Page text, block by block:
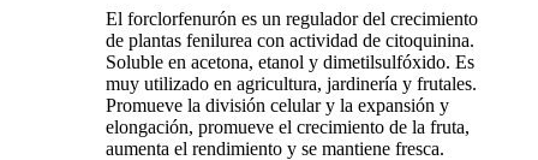
El forclorfenurón es un regulador del crecimiento
de plantas fenilurea con actividad de citoquinina.
Soluble en acetona, etanol y dimetilsulfóxido. Es
muy utilizado en agricultura, jardinería y frutales.
Promueve la división celular y la expansión y
elongación, promueve el crecimiento de la fruta,
aumenta el rendimiento y se mantiene fresca.